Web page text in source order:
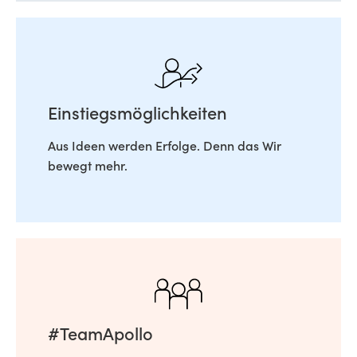
Einstiegsmöglichkeiten
Aus Ideen werden Erfolge. Denn das Wir
bewegt mehr.
#TeamApollo